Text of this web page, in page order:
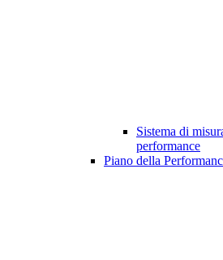
Sistema di
performance
Piano della